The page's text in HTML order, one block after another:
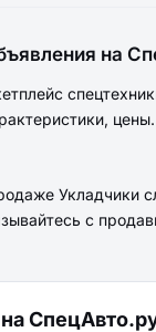
на
цены.
Укладчики
с